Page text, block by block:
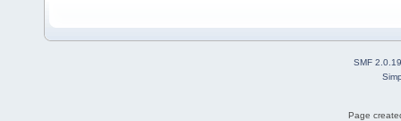
SMF 2.0.19
Page